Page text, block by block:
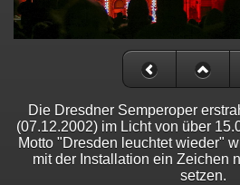
Die Dresdner Semperoper
(07.12.2002) im Licht von über
Motto "Dresden leuchtet wieder"
mit der Installation ein Zeichen
setzen.